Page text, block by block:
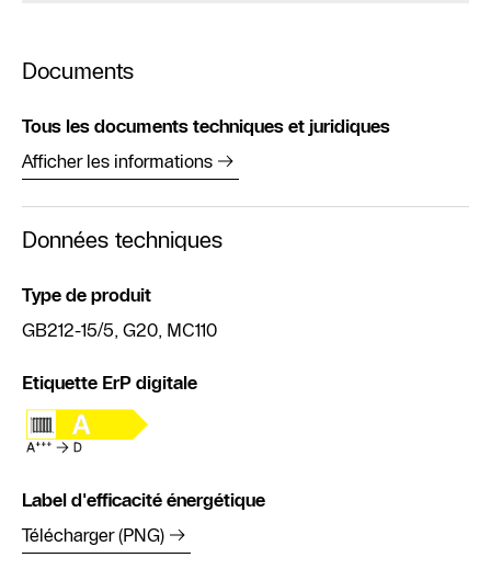
Documents
Tous les documents techniques et juridiques
Afficher les informations
Données techniques
Type de produit
GB212-15/5, G20, MC110
Etiquette ErP digitale
Label d'efficacité énergétique
Télécharger (PNG)